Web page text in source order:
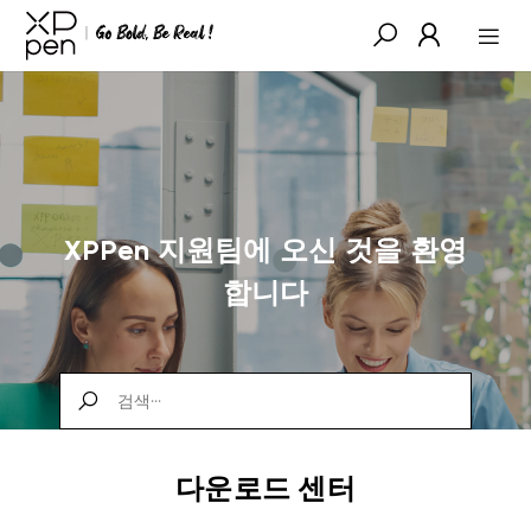
XPPen 지원팀에 오신 것을 환영
합니다
다운로드 센터